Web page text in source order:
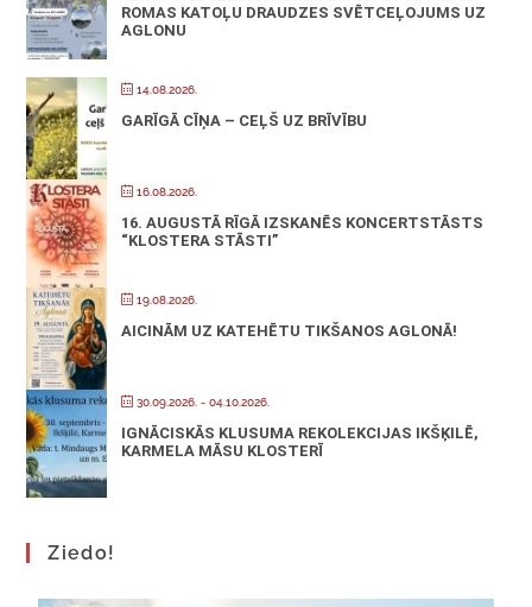
ROMAS KATOĻU DRAUDZES SVĒTCEĻOJUMS UZ
AGLONU
14.08.2026.
GARĪGĀ CĪŅA – CEĻŠ UZ BRĪVĪBU
16.08.2026.
16. AUGUSTĀ RĪGĀ IZSKANĒS KONCERTSTĀSTS
“KLOSTERA STĀSTI”
19.08.2026.
AICINĀM UZ KATEHĒTU TIKŠANOS AGLONĀ!
30.09.2026. - 04.10.2026.
IGNĀCISKĀS KLUSUMA REKOLEKCIJAS IKŠĶILĒ,
KARMELA MĀSU KLOSTERĪ
Ziedo!